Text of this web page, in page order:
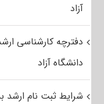
آزاد
دفترچه کارشناسی
دانشگاه آزاد
شرایط ثبت نام ارشد